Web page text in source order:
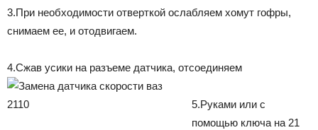
3.При необходимости отверткой ослабляем хомут гофры,
снимаем ее, и отодвигаем.
4.Сжав усики на разъеме датчика, отсоединяем
5.Руками или с
помощью ключа на 21